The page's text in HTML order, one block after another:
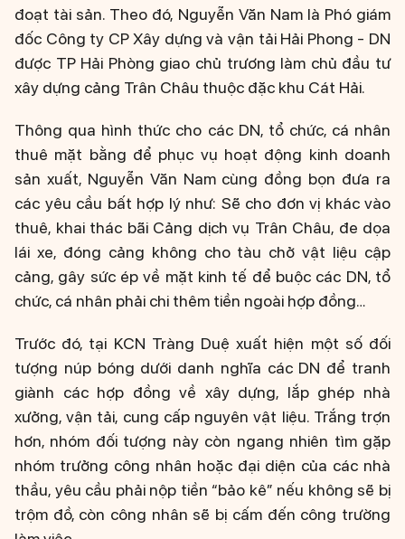
đoạt tài sản. Theo đó, Nguyễn Văn Nam là Phó giám
đốc Công ty CP Xây dựng và vận tải Hải Phong - DN
được TP Hải Phòng giao chủ trương làm chủ đầu tư
xây dựng cảng Trân Châu thuộc đặc khu Cát Hải.
Thông qua hình thức cho các DN, tổ chức, cá nhân
thuê mặt bằng để phục vụ hoạt động kinh doanh
sản xuất, Nguyễn Văn Nam cùng đồng bọn đưa ra
các yêu cầu bất hợp lý như: Sẽ cho đơn vị khác vào
thuê, khai thác bãi Cảng dịch vụ Trân Châu, đe dọa
lái xe, đóng cảng không cho tàu chở vật liệu cập
cảng, gây sức ép về mặt kinh tế để buộc các DN, tổ
chức, cá nhân phải chi thêm tiền ngoài hợp đồng…
Trước đó, tại KCN Tràng Duệ xuất hiện một số đối
tượng núp bóng dưới danh nghĩa các DN để tranh
giành các hợp đồng về xây dựng, lắp ghép nhà
xưởng, vận tải, cung cấp nguyên vật liệu. Trắng trợn
hơn, nhóm đối tượng này còn ngang nhiên tìm gặp
nhóm trưởng công nhân hoặc đại diện của các nhà
thầu, yêu cầu phải nộp tiền “bảo kê” nếu không sẽ bị
trộm đồ, còn công nhân sẽ bị cấm đến công trường